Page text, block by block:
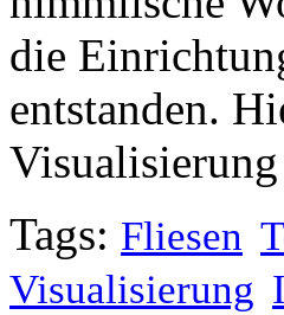
die
entstanden.
Visualisierung
Tags: Fliesen
Visualisierung